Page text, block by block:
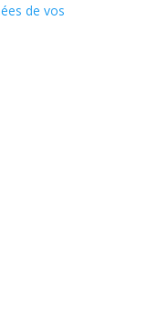
de vos